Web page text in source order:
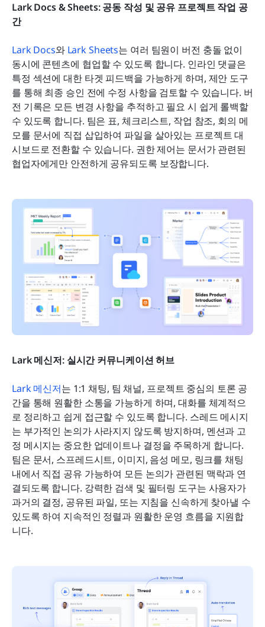
Lark Docs & Sheets: 공동 작성 및 공유 프로젝트 작업 공
간
Lark Docs와 Lark Sheets는 여러 팀원이 버전 충돌 없이
동시에 콘텐츠에 협업할 수 있도록 합니다. 인라인 댓글은
특정 섹션에 대한 타겟 피드백을 가능하게 하며, 제안 도구
를 통해 최종 승인 전에 수정 사항을 검토할 수 있습니다. 버
전 기록은 모든 변경 사항을 추적하고 필요 시 쉽게 롤백할
수 있도록 합니다. 팀은 표, 체크리스트, 작업 참조, 회의 메
모를 문서에 직접 삽입하여 파일을 살아있는 프로젝트 대
시보드로 전환할 수 있습니다. 권한 제어는 문서가 관련된
협업자에게만 안전하게 공유되도록 보장합니다.
Lark 메신저: 실시간 커뮤니케이션 허브
Lark 메신저는 1:1 채팅, 팀 채널, 프로젝트 중심의 토론 공
간을 통해 원활한 소통을 가능하게 하며, 대화를 체계적으
로 정리하고 쉽게 접근할 수 있도록 합니다. 스레드 메시지
는 부가적인 논의가 사라지지 않도록 방지하며, 멘션과 고
정 메시지는 중요한 업데이트나 결정을 주목하게 합니다.
팀은 문서, 스프레드시트, 이미지, 음성 메모, 링크를 채팅
내에서 직접 공유 가능하여 모든 논의가 관련된 맥락과 연
결되도록 합니다. 강력한 검색 및 필터링 도구는 사용자가
과거의 결정, 공유된 파일, 또는 지침을 신속하게 찾아낼 수
있도록 하여 지속적인 정렬과 원활한 운영 흐름을 지원합
니다.